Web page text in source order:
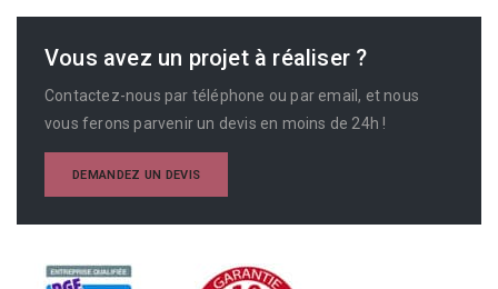
Vous avez un projet à réaliser ?
Contactez-nous par téléphone ou par email, et nous
vous ferons parvenir un devis en moins de 24h !
DEMANDEZ UN DEVIS